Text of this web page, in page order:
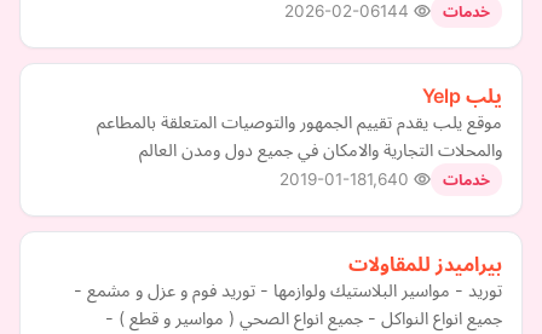
خدمات 2026-02-06
يلب Yelp
موقع يلب يقدم تقييم الجمهور والتوصيات المتعلقة بالمطاعم
والمحلات التجارية والامكان في جميع دول ومدن العالم
خدمات 2019-01-18
بيراميدز للمقاولات
توريد - مواسير البلاستيك ولوازمها - توريد فوم و عزل و مشمع -
جميع انواع النواكل - جميع انواع الصحي ( مواسير و قطع ) -